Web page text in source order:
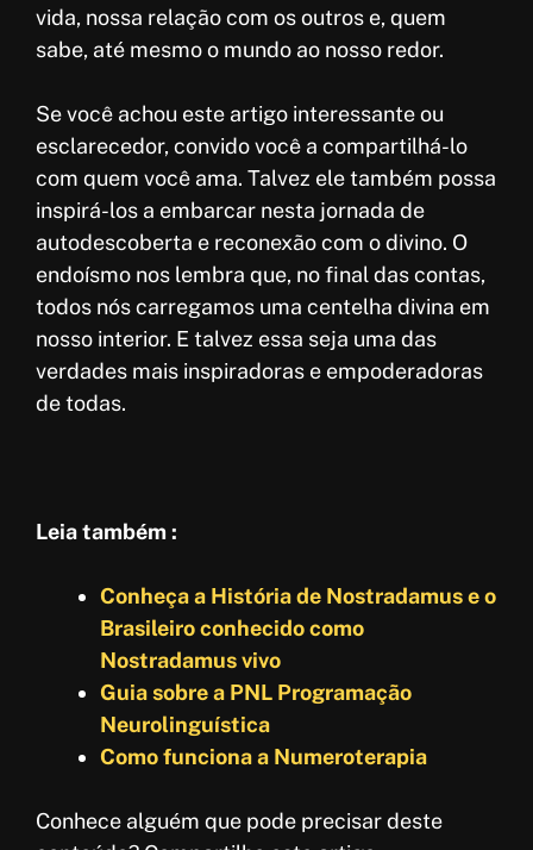
vida, nossa relação com os outros e, quem
sabe, até mesmo o mundo ao nosso redor.
Se você achou este artigo interessante ou
esclarecedor, convido você a compartilhá-lo
com quem você ama. Talvez ele também possa
inspirá-los a embarcar nesta jornada de
autodescoberta e reconexão com o divino. O
endoísmo nos lembra que, no final das contas,
todos nós carregamos uma centelha divina em
nosso interior. E talvez essa seja uma das
verdades mais inspiradoras e empoderadoras
de todas.
Leia também :
Conheça a História de Nostradamus e o
Brasileiro conhecido como
Nostradamus vivo
Guia sobre a PNL Programação
Neurolinguística
Como funciona a Numeroterapia
Conhece alguém que pode precisar deste